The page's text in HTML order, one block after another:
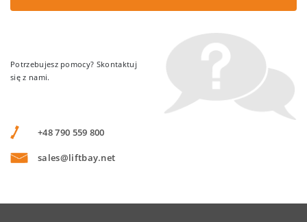
Potrzebujesz pomocy? Skontaktuj
się z nami.
+48 790 559 800
sales@liftbay.net